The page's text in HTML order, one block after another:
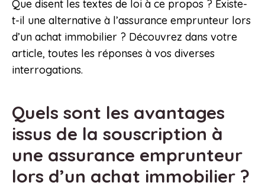
Que disent les textes de loi à ce propos ? Existe-
t-il une alternative à l’assurance emprunteur lors
d’un achat immobilier ? Découvrez dans votre
article, toutes les réponses à vos diverses
interrogations.
Quels sont les avantages
issus de la souscription à
une assurance emprunteur
lors d’un achat immobilier ?